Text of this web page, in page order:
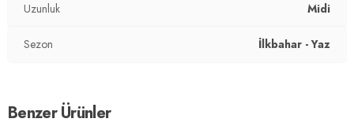
Uzunluk Midi
Sezon İlkbahar - Yaz
Benzer Ürünler